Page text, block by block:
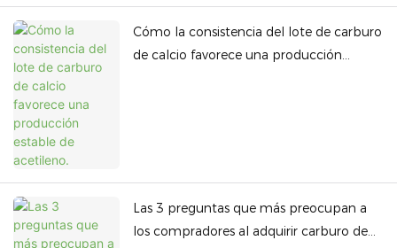
Cómo la consistencia del lote de carburo
de calcio favorece una producción
Las 3 preguntas que más preocupan a
los compradores al adquirir carburo de